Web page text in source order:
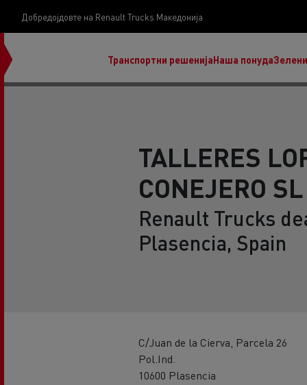
Добредојдовте на Renault Trucks Македонија
Транспортни решенијаНаша понуда
нашата визија
TALLERES
CONEJERO SL
Renault Trucks
Plasencia, Spain
C/Juan de la Cierva, Parcela 26
Pol.Ind.
10600 Plasencia